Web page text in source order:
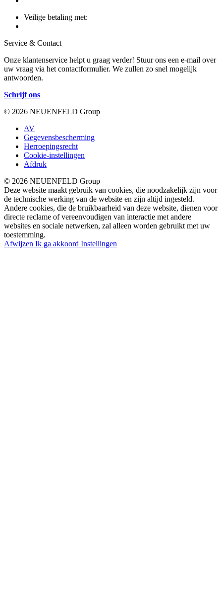
Veilige betaling met:
Service & Contact
Onze klantenservice helpt u graag verder! Stuur ons een e-mail over
uw vraag via het contactformulier. We zullen zo snel mogelijk
antwoorden.
Schrijf ons
© 2026 NEUENFELD Group
AV
Gegevensbescherming
Herroepingsrecht
Cookie-instellingen
Afdruk
© 2026 NEUENFELD Group
Deze website maakt gebruik van cookies, die noodzakelijk zijn voor
de technische werking van de website en zijn altijd ingesteld.
Andere cookies, die de bruikbaarheid van deze website, dienen voor
directe reclame of vereenvoudigen van interactie met andere
websites en sociale netwerken, zal alleen worden gebruikt met uw
toestemming.
Afwijzen Ik ga akkoord Instellingen